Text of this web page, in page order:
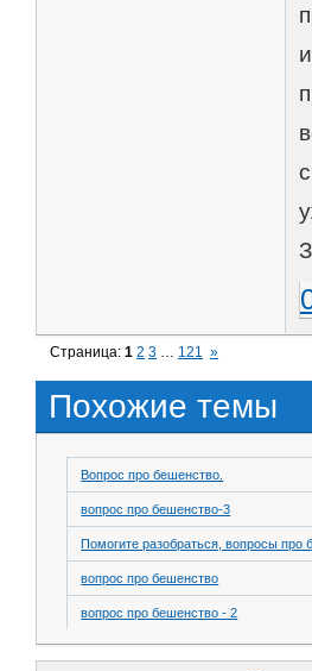
Страница:1 2 3 … 121 »
Похожие темы
Вопрос про бешенство.
вопрос про бешенство-3
Помогите разобраться, вопросы про
вопрос про бешенство
вопрос про бешенство - 2